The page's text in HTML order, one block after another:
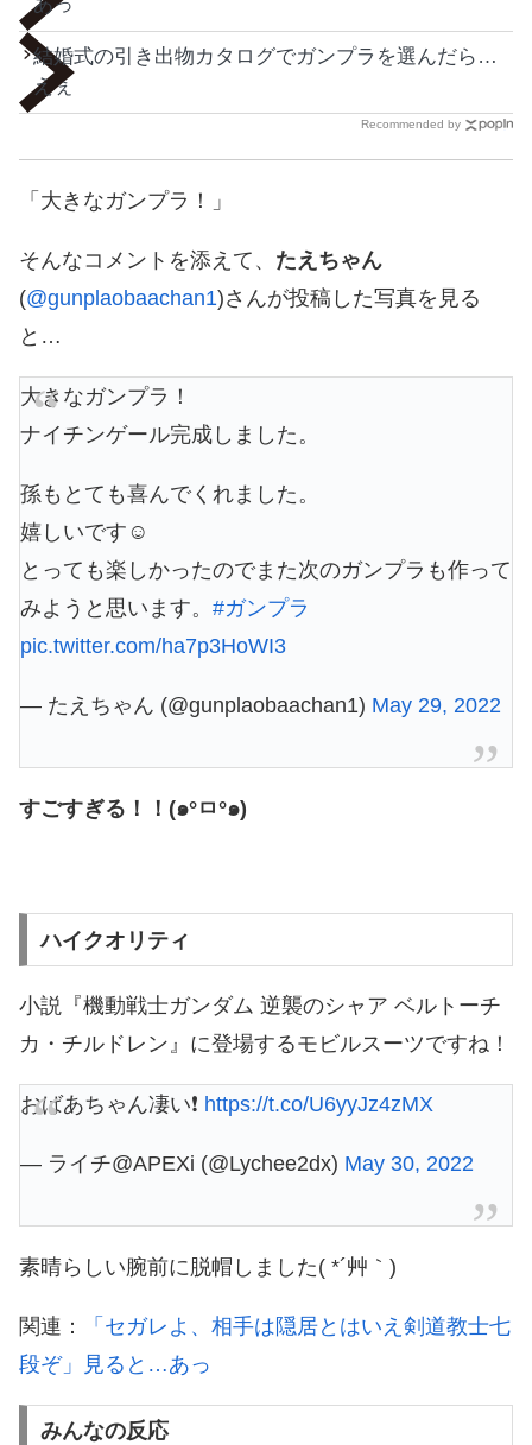
結婚式の引き出物カタログでガンプラを選んだら…
えぇ
Recommended by
「大きなガンプラ！」
そんなコメントを添えて、 たえちゃん
(@gunplaobaachan1)さんが投稿した写真を見る
と…
大きなガンプラ！
ナイチンゲール完成しました。
孫もとても喜んでくれました。
嬉しいです☺️
とっても楽しかったのでまた次のガンプラも作って
みようと思います。 #ガンプラ
pic.twitter.com/ha7p3HoWI3
— たえちゃん (@gunplaobaachan1) May 29, 2022
すごすぎる！！(๑°ㅁ°๑)
ハイクオリティ
小説『機動戦士ガンダム 逆襲のシャア ベルトーチ
カ・チルドレン』に登場するモビルスーツですね！
おばあちゃん凄い❗ https://t.co/U6yyJz4zMX
— ライチ@APEXi (@Lychee2dx) May 30, 2022
素晴らしい腕前に脱帽しました( *´艸｀)
関連：
「セガレよ、相手は隠居とはいえ剣道教士七
段ぞ」見ると…あっ
みんなの反応